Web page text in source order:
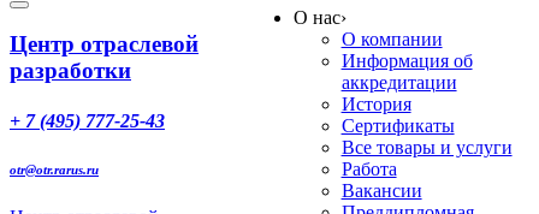
Toggle
Центр отраслевой
разработки
+ 7 (495) 777-25-43
otr@otr.rarus.ru
О нас›
О компании
Информация об
аккредитации
История
Сертификаты
Все товары и услуги
Работа
Вакансии